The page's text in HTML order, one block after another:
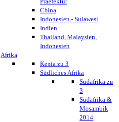
China
Indonesien - Sulawesi
Indien
Thailand, Malaysien,
Indonesien
Afrika
Kenia zu 3
Südliches Afrika
Südafrika zu
3
Südafrika &
Mosambik
2014